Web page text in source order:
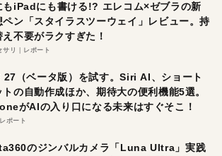
もiPadにも書ける!? エレコム×ゼブラの新
ペン「スタイラスツーウェイ」レビュー。持
え不要がラクすぎた！
サリ レポート
27（ベータ版）を試す。Siri AI、ショート
トの自動作成ほか、期待大の便利機能5選。
がAIの入り口になる未来はすぐそこ！
レポート
のジンバルカメラ「Luna Ultra」実践